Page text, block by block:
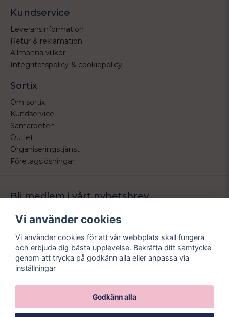
Kundservice
Leveransinformation
Retur & reklamation
Allmänna villkor
Integritetspolicy & cookiepolicy
Sortix
Om sortix
Kundservice
Samarbeten
Outlet
Organiseringstjänst
Företagslösningar
Bli medlem i vårt nyhetsbrev
email
Mejladress Skicka
erbjudande.
Vi använder cookies
Vi använder cookies för att vår webbplats skall fungera
och erbjuda dig bästa upplevelse. Bekräfta ditt samtycke
genom att trycka på godkänn alla eller anpassa via
inställningar
Godkänn alla